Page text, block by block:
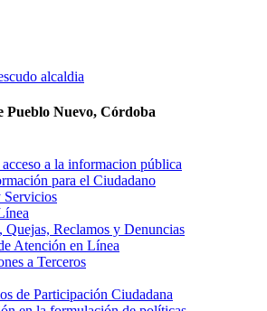
Nuevo, Córdoba
a la informacion pública
para el Ciudadano
Servicios
Quejas, Reclamos y Denuncias
Atención en Línea
a Terceros
de Participación Ciudadana